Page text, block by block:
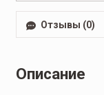
Отзывы (0)
Описание